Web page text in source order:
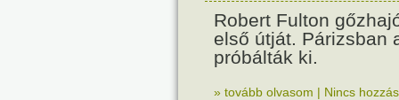
Robert Fulton
első útját. Párizsban
próbálták ki.
» tovább olvasom | Nincs